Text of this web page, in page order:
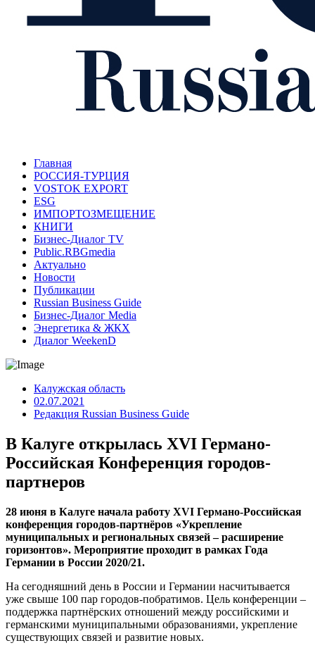
Главная
РОССИЯ-ТУРЦИЯ
VOSTOK EXPORT
ESG
ИМПОРТОЗМЕЩЕНИЕ
КНИГИ
Бизнес-Диалог TV
Public.RBGmedia
Актуально
Новости
Публикации
Russian Business Guide
Бизнес-Диалог Media
Энергетика & ЖКХ
Диалог WeekenD
Калужская область
02.07.2021
Редакция Russian Business Guide
В Калуге открылась XVI Германо-
Российская Конференция городов-
партнеров
28 июня в Калуге начала работу XVI Германо-Российская
конференция городов-партнёров «Укрепление
муниципальных и региональных связей – расширение
горизонтов». Мероприятие проходит в рамках Года
Германии в России 2020/21.
На сегодняшний день в России и Германии насчитывается
уже свыше 100 пар городов-побратимов. Цель конференции –
поддержка партнёрских отношений между российскими и
германскими муниципальными образованиями, укрепление
существующих связей и развитие новых.